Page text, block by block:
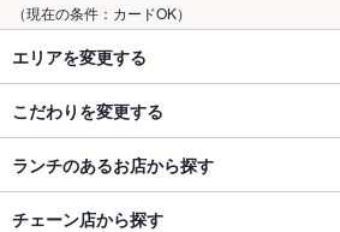
（現在の条件：カードOK）
エリアを変更する
こだわりを変更する
ランチのあるお店から探す
チェーン店から探す